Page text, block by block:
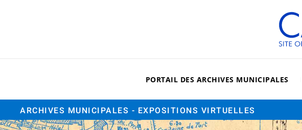
ARCHIVES MUNICIPALES - EXPOSITIONS VIRTUELLES
PORTAIL DES ARCHIVES MUNICIPALES